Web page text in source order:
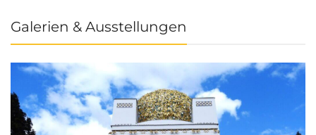
Galerien & Ausstellungen